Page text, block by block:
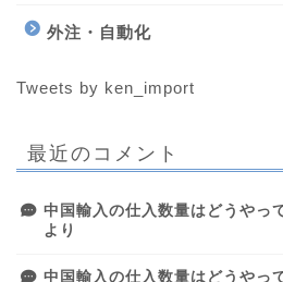
外注・自動化
Tweets by ken_import
最近のコメント
中国輸入の仕入数量はどうやっ
より
中国輸入の仕入数量はどうやっ